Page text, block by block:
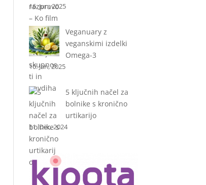
16. Jun, 2025
Veganuary z
veganskimi izdelki
Omega-3
10. Jan, 2025
5 ključnih načel za
bolnike s kronično
urtikarijo
11. Dec, 2024